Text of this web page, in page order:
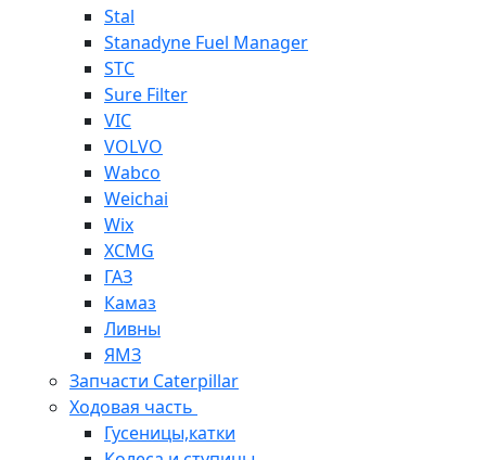
Stal
Stanadyne Fuel Manager
STC
Sure Filter
VIC
VOLVO
Wabco
Weichai
Wix
XCMG
ГАЗ
Камаз
Ливны
ЯМЗ
Запчасти Caterpillar
Ходовая часть
Гусеницы,катки